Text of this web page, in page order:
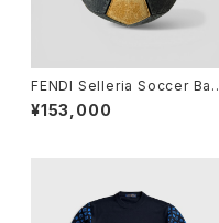
FENDI Selleria Soccer Ball
11/23 Leather Gray Yellow
¥153,000